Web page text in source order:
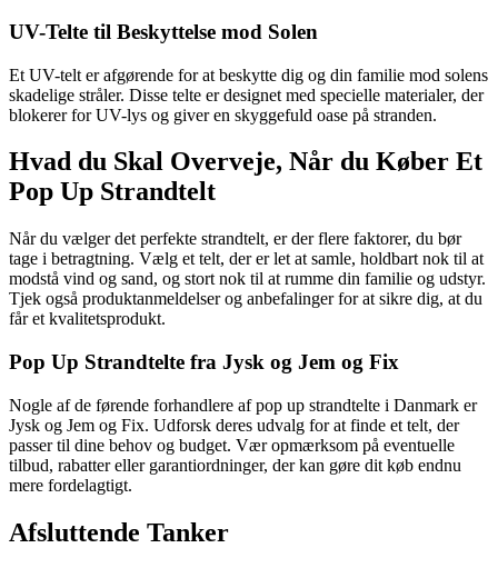
UV-Telte til Beskyttelse mod Solen
Et UV-telt er afgørende for at beskytte dig og din familie mod solens
skadelige stråler. Disse telte er designet med specielle materialer, der
blokerer for UV-lys og giver en skyggefuld oase på stranden.
Hvad du Skal Overveje, Når du Køber Et
Pop Up Strandtelt
Når du vælger det perfekte strandtelt, er der flere faktorer, du bør
tage i betragtning. Vælg et telt, der er let at samle, holdbart nok til at
modstå vind og sand, og stort nok til at rumme din familie og udstyr.
Tjek også produktanmeldelser og anbefalinger for at sikre dig, at du
får et kvalitetsprodukt.
Pop Up Strandtelte fra Jysk og Jem og Fix
Nogle af de førende forhandlere af pop up strandtelte i Danmark er
Jysk og Jem og Fix. Udforsk deres udvalg for at finde et telt, der
passer til dine behov og budget. Vær opmærksom på eventuelle
tilbud, rabatter eller garantiordninger, der kan gøre dit køb endnu
mere fordelagtigt.
Afsluttende Tanker